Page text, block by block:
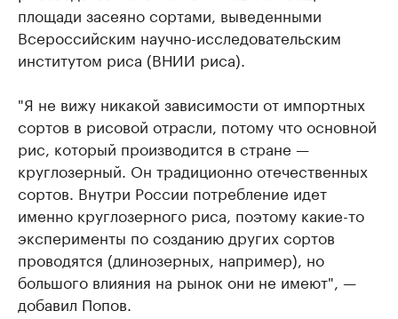
площади засеяно сортами, выведенными
Всероссийским научно-исследовательским
институтом риса (ВНИИ риса).
"Я не вижу никакой зависимости от импортных
сортов в рисовой отрасли, потому что основной
рис, который производится в стране —
круглозерный. Он традиционно отечественных
сортов. Внутри России потребление идет
именно круглозерного риса, поэтому какие-то
эксперименты по созданию других сортов
проводятся (длинозерных, например), но
большого влияния на рынок они не имеют", —
добавил Попов.